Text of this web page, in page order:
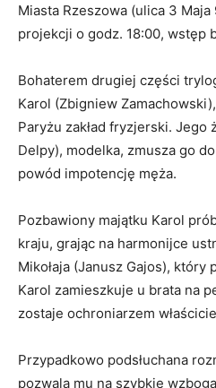
Miasta Rzeszowa (ulica 3
projekcji o godz. 18:00, wstęp
Bohaterem drugiej części
Karol (Zbigniew
Paryżu zakład fryzjerski. Jego
Delpy), modelka, zmusza go
powód impotencję męża.
Pozbawiony majątku Karol
kraju, grając na harmonijce
Mikołaja (Janusz Gajos), który
Karol zamieszkuje u brata na
zostaje ochroniarzem
Przypadkowo podsłuchana
pozwala mu na szybkie